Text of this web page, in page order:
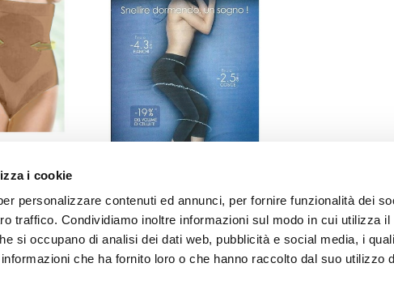
i cookie
personalizzare contenuti ed annunci, per fornire funzionalità dei
traffico. Condividiamo inoltre informazioni sul modo in cui utilizza il
si occupano di analisi dei dati web, pubblicità e social media, i
che ha fornito loro o che hanno raccolto dal suo utilizzo
SCEGLI
LYTESS Pigiama snellente €
34,90
€ 54,90 € 34,90 Iva inclusa